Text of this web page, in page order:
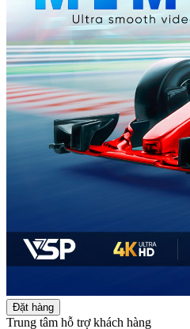
Đặt hàng
Trung tâm hỗ trợ khách hàng